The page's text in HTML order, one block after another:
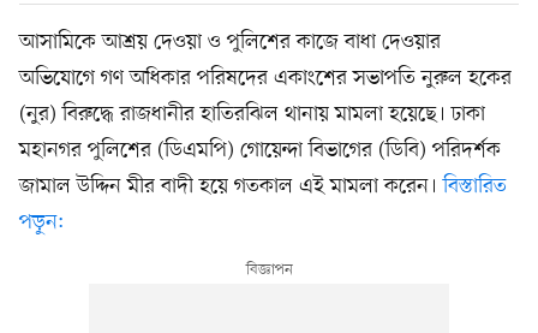
আসামিকে আশ্রয় দেওয়া ও পুলিশের কাজে বাধা দেওয়ার
অভিযোগে গণ অধিকার পরিষদের একাংশের সভাপতি নুরুল হকের
(নুর) বিরুদ্ধে রাজধানীর হাতিরঝিল থানায় মামলা হয়েছে। ঢাকা
মহানগর পুলিশের (ডিএমপি) গোয়েন্দা বিভাগের (ডিবি) পরিদর্শক
জামাল উদ্দিন মীর বাদী হয়ে গতকাল এই মামলা করেন।বিস্তারিত
পড়ুন: